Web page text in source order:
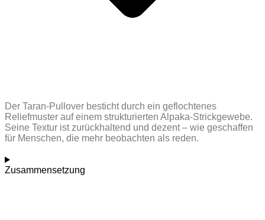
Der Taran-Pullover besticht durch ein geflochtenes
Reliefmuster auf einem strukturierten Alpaka-Strickgewebe.
Seine Textur ist zurückhaltend und dezent – ​​wie geschaffen
für Menschen, die mehr beobachten als reden.
Zusammensetzung